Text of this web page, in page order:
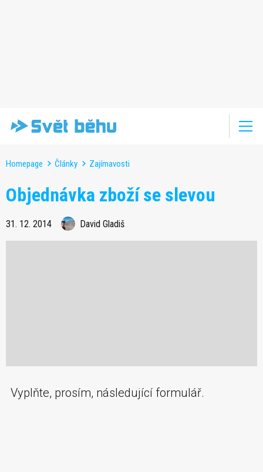
Homepage Články Zajímavosti
Objednávka zboží se slevou
31. 12. 2014 David Gladiš
Vyplňte, prosím, následující formulář.